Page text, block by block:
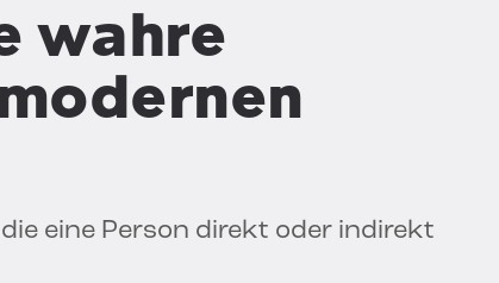
wahre
eine Person direkt oder indirekt